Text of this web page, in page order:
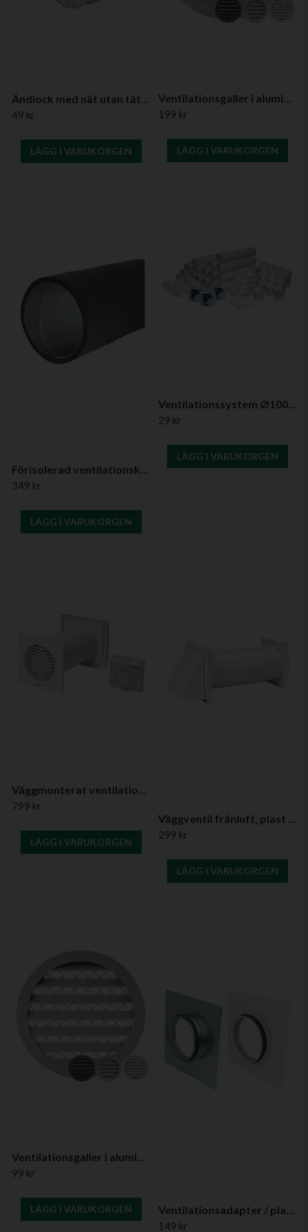
Ändlock med nät utan tätning – (flera diametrar)
49 kr
LÄGG I VARUKORGEN
Ventilationsgaller i aluminium, Ø 160 mm (olika färger)
199 kr
LÄGG I VARUKORGEN
Förisolerad ventilationskanal (flera längder & diametrar)
349 kr
LÄGG I VARUKORGEN
29 kr
LÄGG I VARUKORGEN
Väggmonterat ventilationskit med termostat
799 kr
LÄGG I VARUKORGEN
299 kr
LÄGG I VARUKORGEN
Ventilationsgaller i aluminium, Ø 100 mm (olika färger)
99 kr
LÄGG I VARUKORGEN
149 kr